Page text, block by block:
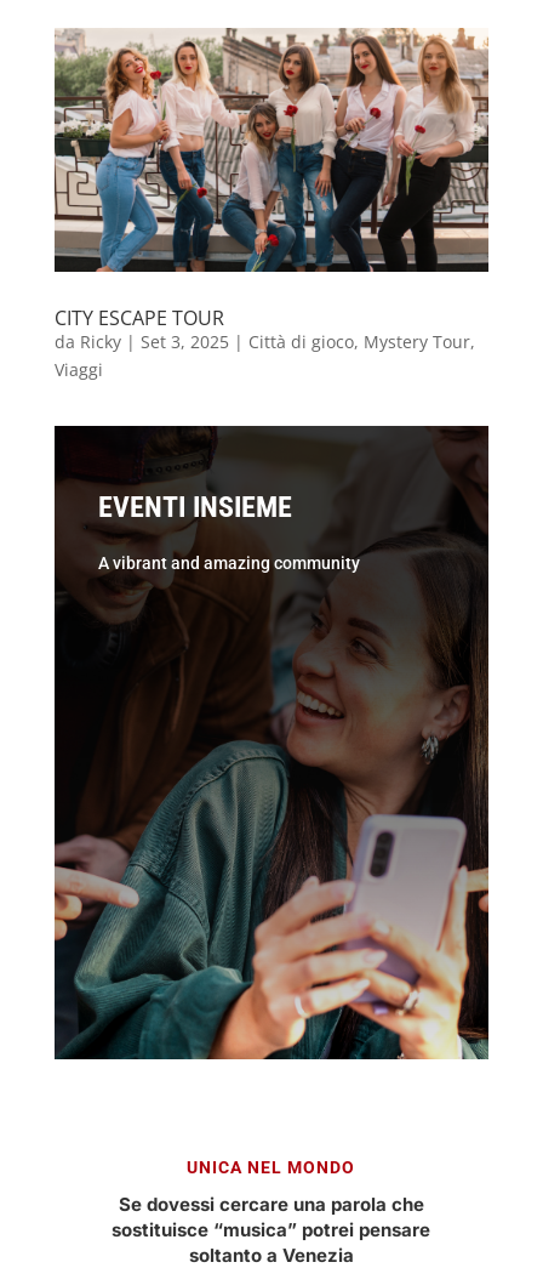
CITY ESCAPE TOUR
da Ricky| Set 3, 2025| Città di gioco, Mystery Tour,
Viaggi
EVENTI INSIEME
A vibrant and amazing community
UNICA NEL MONDO
Se dovessi cercare una parola che
sostituisce “musica” potrei pensare
soltanto a Venezia